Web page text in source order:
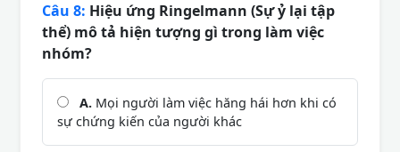
Câu 8: Hiệu ứng Ringelmann (Sự ỷ lại tập
thể) mô tả hiện tượng gì trong làm việc
nhóm?
A. Mọi người làm việc hăng hái hơn khi có
sự chứng kiến của người khác